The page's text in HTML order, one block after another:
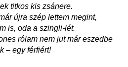
titkos kis zsánere.
újra szép lettem megint,
is, oda a szingli-lét.
rólam nem jut már eszedbe
– egy férfiért!